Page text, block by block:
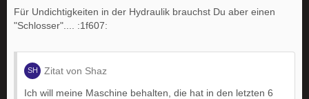
Für Undichtigkeiten in der Hydraulik brauchst Du aber einen
"Schlosser".... :1f607:
Zitat von Shaz
Ich will meine Maschine behalten, die hat in den letzten 6